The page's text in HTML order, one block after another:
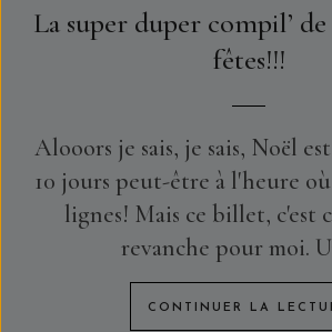
La super duper compil’
fêtes!!!
Alooors je sais, je sais, Noël
10 jours peut-être à l'heure
lignes! Mais ce billet, c'est
revanche pour moi.
CONTINUER LA